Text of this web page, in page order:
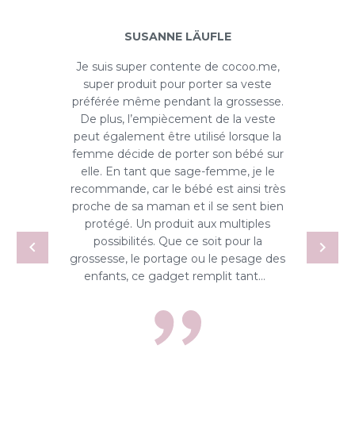
SUSANNE LÄUFLE
Je suis super contente de cocoo.me,
super produit pour porter sa veste
préférée même pendant la grossesse.
De plus, l’empiècement de la veste
peut également être utilisé lorsque la
femme décide de porter son bébé sur
elle. En tant que sage-femme, je le
recommande, car le bébé est ainsi très
proche de sa maman et il se sent bien
protégé. Un produit aux multiples
possibilités. Que ce soit pour la
grossesse, le portage ou le pesage des
enfants, ce gadget remplit tant…